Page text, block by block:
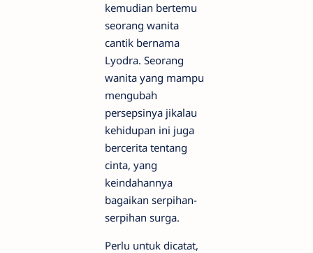
kemudian bertemu
seorang wanita
cantik bernama
Lyodra. Seorang
wanita yang mampu
mengubah
persepsinya jikalau
kehidupan ini juga
bercerita tentang
cinta, yang
keindahannya
bagaikan serpihan-
serpihan surga.
Perlu untuk dicatat,